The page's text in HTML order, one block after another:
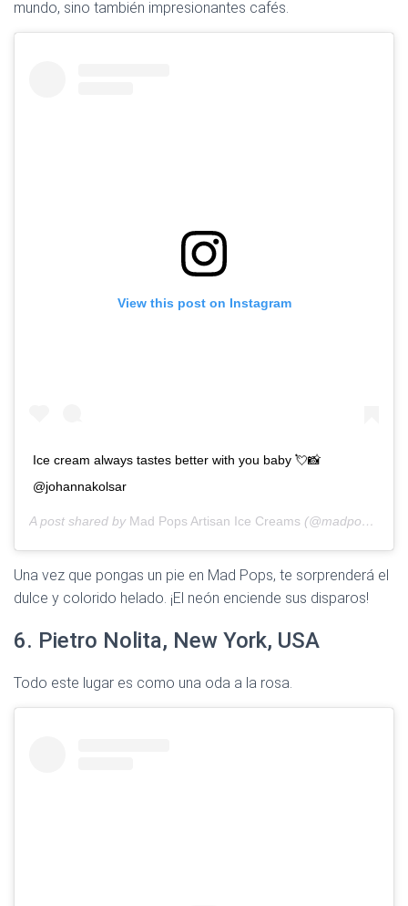
mundo, sino también impresionantes cafés.
View this post on Instagram
Ice cream always tastes better with you baby 💘📸
@johannakolsar
A post shared by Mad Pops Artisan Ice Creams (@madpopsbali) on
Una vez que pongas un pie en Mad Pops, te sorprenderá el
dulce y colorido helado. ¡El neón enciende sus disparos!
6. Pietro Nolita, New York, USA
Todo este lugar es como una oda a la rosa.